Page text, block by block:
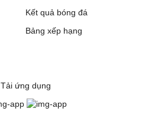
Kết quả bóng đá
Bảng xếp hạng
Tải ứng dụng